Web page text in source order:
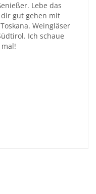
Lebe das
dir gut gehen mit
Weingläser
Ich schaue